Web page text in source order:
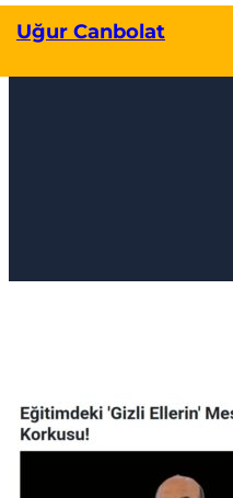
geç
Uğur Canbolat